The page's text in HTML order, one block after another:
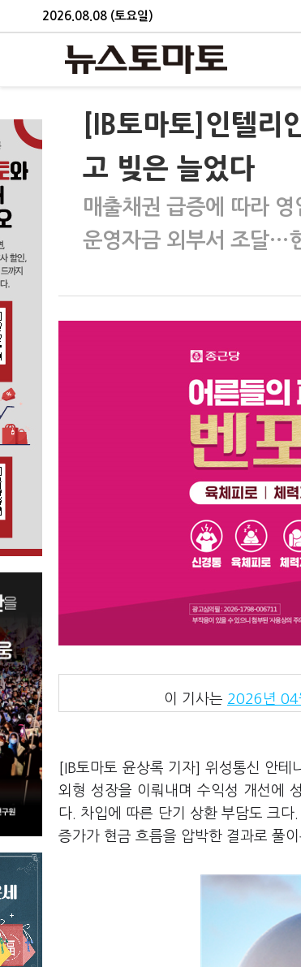
2026.08.08 (토요일)
[IB토마토]인텔
고 빚은 늘었다
매출채권 급증에 따라
운영자금 외부서 조달…
이 기사는 2026년
[IB토마토 윤상록 기자] 위성통신 안테
외형 성장을 이뤄내며 수익성 개선에
다. 차입에 따른 단기 상환 부담도 크
증가가 현금 흐름을 압박한 결과로 풀이